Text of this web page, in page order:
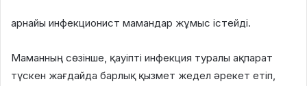
арнайы инфекционист мамандар жұмыс істейді.
Маманның сөзінше, қауіпті инфекция туралы ақпарат
түскен жағдайда барлық қызмет жедел әрекет етіп,